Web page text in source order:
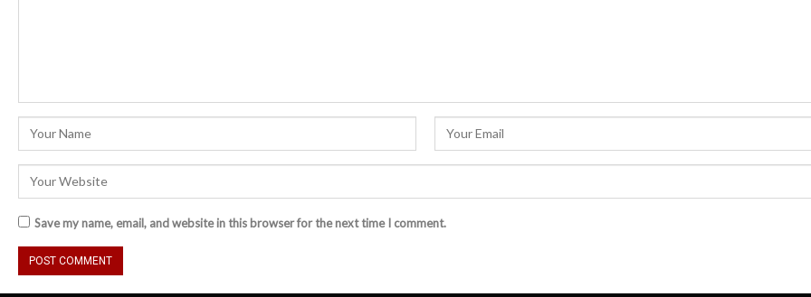
Save my name, email, and website in this browser for the next time I comment.